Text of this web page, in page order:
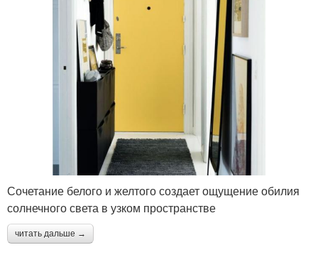
Сочетание белого и желтого создает ощущение обилия
солнечного света в узком пространстве
читать дальше →